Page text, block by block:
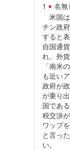
1 名無
米国
チン政
すると
自国通
れ、外
「南米
も近い
政府が
が乗り
国であ
税交渉
ワップ
と言っ
い。